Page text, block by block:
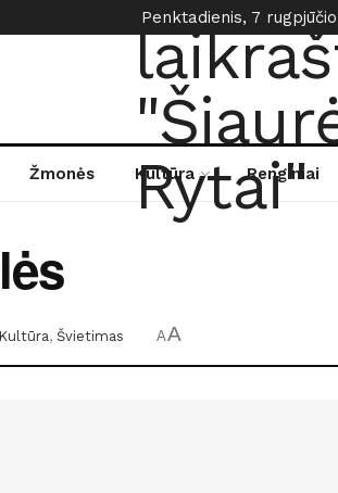
Penktadienis, 7
Žmonės Kultūra Renginiai
Kultūra, Švietimas AA